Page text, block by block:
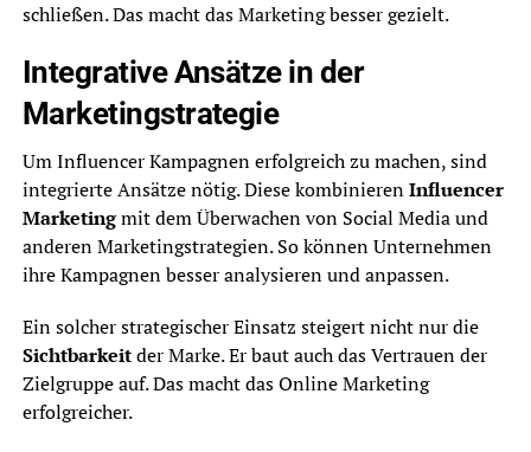
schließen. Das macht das Marketing besser gezielt.
Integrative Ansätze in der
Marketingstrategie
Um Influencer Kampagnen erfolgreich zu machen, sind
integrierte Ansätze nötig. Diese kombinierenInfluencer
Marketingmit dem Überwachen von Social Media und
anderen Marketingstrategien. So können Unternehmen
ihre Kampagnen besser analysieren und anpassen.
Ein solcher strategischer Einsatz steigert nicht nur die
Sichtbarkeitder Marke. Er baut auch das Vertrauen der
Zielgruppe auf. Das macht das Online Marketing
erfolgreicher.